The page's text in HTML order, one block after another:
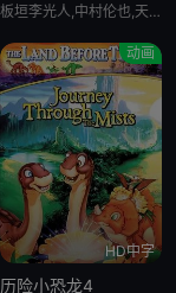
板垣李光人,中村伦也,天野宏郷,藤井雄太,茂木たかまさ,三上瑛士
动画
HD中字
历险小恐龙4